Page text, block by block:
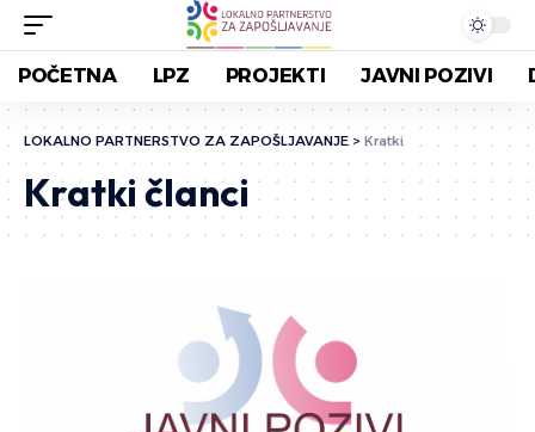
POČETNA LPZ PROJEKTI JAVNI POZIVI
LOKALNO PARTNERSTVO ZA ZAPOŠLJAVANJE> Kratki
Kratki članci